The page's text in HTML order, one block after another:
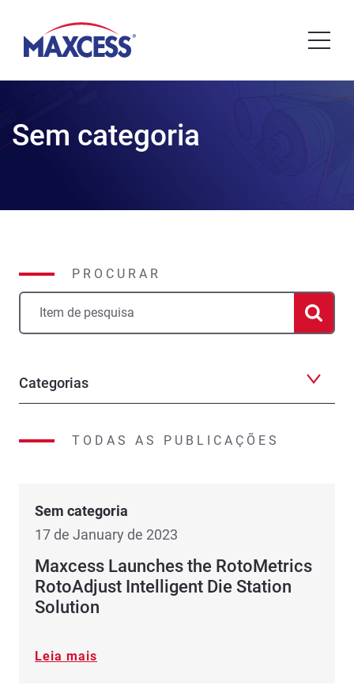
Sem categoria
PROCURAR
Categorias
TODAS AS PUBLICAÇÕES
Sem categoria
17 de January de 2023
Maxcess Launches the RotoMetrics
RotoAdjust Intelligent Die Station
Solution
Leia mais